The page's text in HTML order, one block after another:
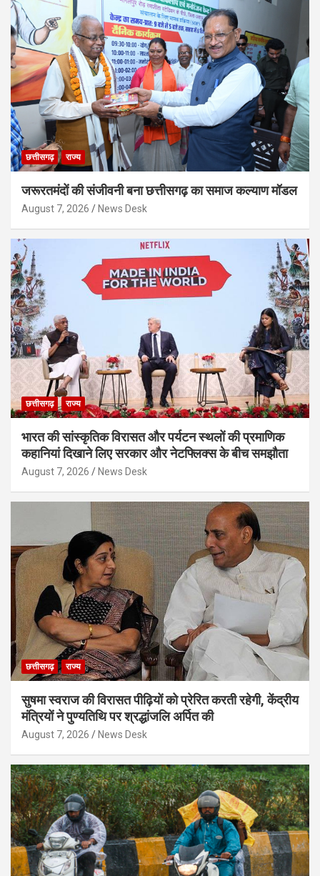
छत्तीसगढ़ राज्य
जरूरतमंदों की संजीवनी बना छत्तीसगढ़ का समाज कल्याण मॉडल
August 7, 2026 News Desk
छत्तीसगढ़ राज्य
भारत की सांस्कृतिक विरासत और पर्यटन स्थलों की प्रमाणिक
कहानियां दिखाने लिए सरकार और नेटफ्लिक्स के बीच समझौता
August 7, 2026 News Desk
छत्तीसगढ़ राज्य
सुषमा स्वराज की विरासत पीढ़ियों को प्रेरित करती रहेगी, केंद्रीय
मंत्रियों ने पुण्यतिथि पर श्रद्धांजलि अर्पित की
August 7, 2026 News Desk